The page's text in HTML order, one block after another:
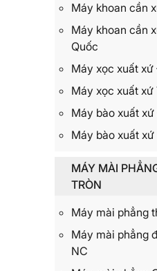
Máy khoan cần
Máy khoan cần
Quốc
Máy xọc xuất
Máy xọc xuất xứ
Máy bào xuất
Máy bào xuất
MÁY MÀI
TRÒN
Máy mài phẳng
Máy mài phẳng
NC